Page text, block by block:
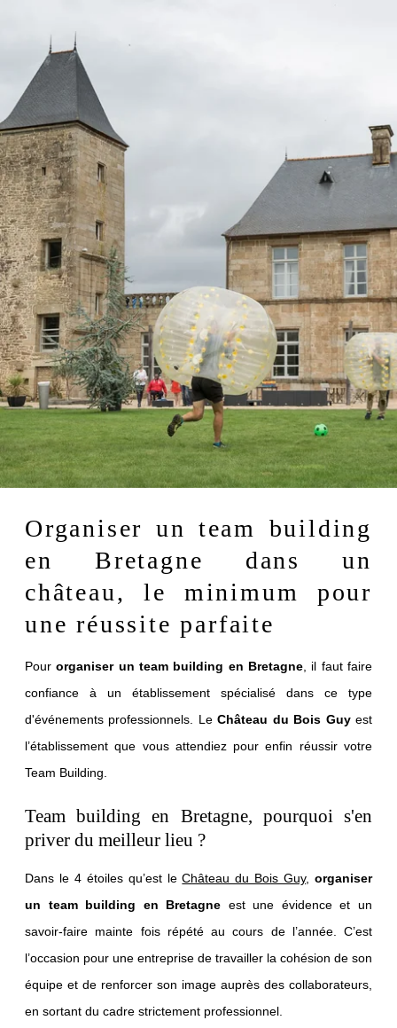
Organiser un team building
en Bretagne dans un
château, le minimum pour
une réussite parfaite
Pourorganiser un team building en Bretagne , il faut faire
confiance à un établissement spécialisé dans ce type
d'événements professionnels. LeChâteau du Bois Guyest
l’établissement que vous attendiez pour enfin réussir votre
Team Building.
Team building en Bretagne, pourquoi s'en
priver du meilleur lieu ?
Dans le 4 étoiles qu’est leChâteau du Bois Guy,organiser
un team building en Bretagne est une évidence et un
savoir-faire mainte fois répété au cours de l’année. C’est
l’occasion pour une entreprise de travailler la cohésion de son
équipe et de renforcer son image auprès des collaborateurs,
en sortant du cadre strictement professionnel.